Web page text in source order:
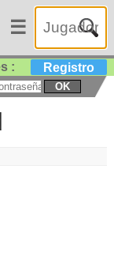
☰
: Registro
OK